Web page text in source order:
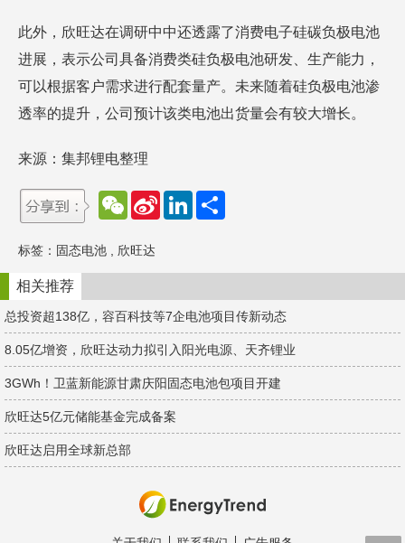
此外，欣旺达在调研中中还透露了消费电子硅碳负极电池
进展，表示公司具备消费类硅负极电池研发、生产能力，
可以根据客户需求进行配套量产。未来随着硅负极电池渗
透率的提升，公司预计该类电池出货量会有较大增长。
来源：集邦锂电整理
W
e
a
t
S
e
b
o
L
d
n
标签： 固态电池 欣旺达
相关推荐
总投资超138亿，容百科技等7企电池项目传新动态
8.05亿增资，欣旺达动力拟引入阳光电源、天齐锂业
3GWh！卫蓝新能源甘肃庆阳固态电池包项目开建
欣旺达5亿元储能基金完成备案
欣旺达启用全球新总部